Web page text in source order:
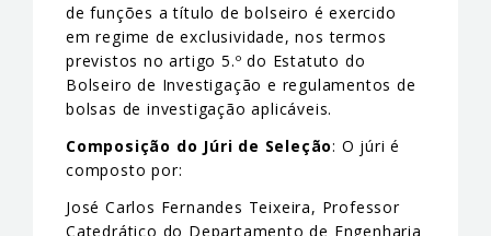
de funções a título de bolseiro é exercido
em regime de exclusividade, nos termos
previstos no artigo 5.º do Estatuto do
Bolseiro de Investigação e regulamentos de
bolsas de investigação aplicáveis.
Composição do Júri de Seleção: O júri é
composto por:
José Carlos Fernandes Teixeira, Professor
Catedrático do Departamento de Engenharia